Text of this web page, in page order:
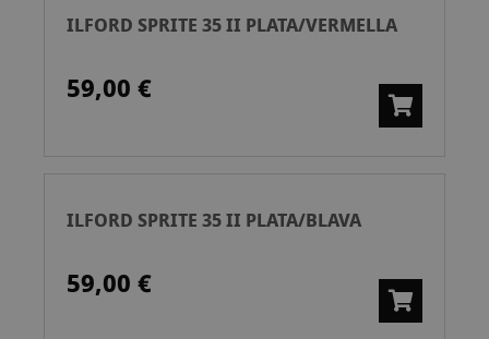
ILFORD SPRITE 35 II PLATA/VERMELLA
59,00 €
ILFORD SPRITE 35 II PLATA/BLAVA
59,00 €